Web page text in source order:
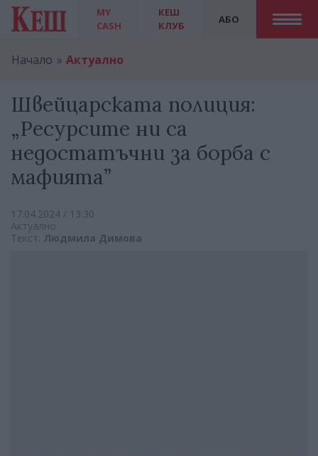
MY
CASH
АБО
КЕШ
КЛУБ
Начало Актуално
Швейцарската полиция:
„Ресурсите ни са
недостатъчни за борба с
мафията”
17.04.2024 / 13:30
Актуално
Текст: Людмила Димова